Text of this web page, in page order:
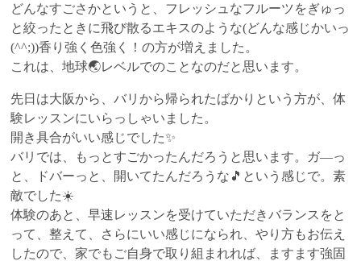
どんなすごさかというと、フレッシュなフルーツをぎゅっ
と絞ったときに飛び散るエキスのような(どんな感じかいっ
(^^;))香り強く色強く！の方が増えました。
これは、地球🌏レベルでのことなのだと思います。
先日は大阪から、バリから帰られたばかりという方が、体
験レッスンにいらっしゃいました。
開き具合がいい感じでした✨
バリでは、もっとすごかったんだろうと思います。ガ―っ
と、ドバーっと、開いてたんだろうな🎵という感じで。素
敵でした☀️
体験のあと、早速レッスンを受けていただきバランスをと
って、整えて、さらにいい感じになられ、やり方もお伝え
したので、家でもご自身で取り組まれれば、ますます強固